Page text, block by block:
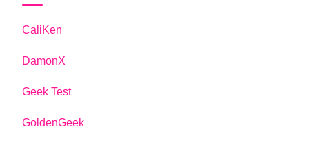
CaliKen
DamonX
Geek Test
GoldenGeek